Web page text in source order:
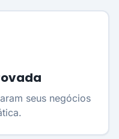
seus negócios